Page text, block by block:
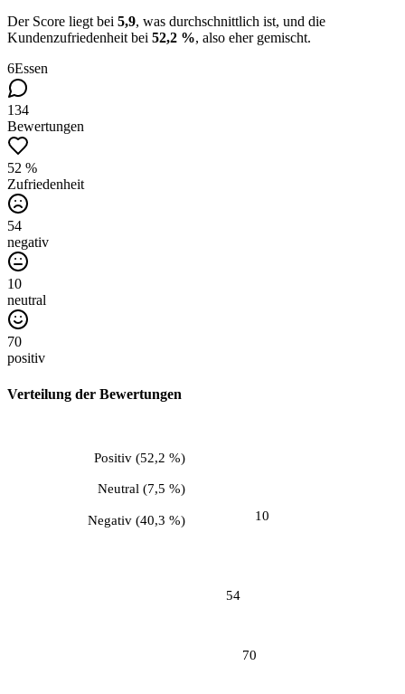
Der Score liegt bei 5,9, was durchschnittlich ist, und die
Kundenzufriedenheit bei 52,2 %, also eher gemischt.
6Essen
134
Bewertungen
52 %
Zufriedenheit
54
negativ
10
neutral
70
positiv
Verteilung der Bewertungen
54
Negativ(40,3 %) 10
Neutral(7,5 %)
70
Positiv(52,2 %)